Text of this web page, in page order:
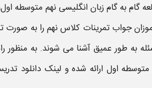
گام به گام زبان انگلیسی ​نهم متوسطه اول
جواب تمرینات کلاس نهم را به صورت
طور عمیق آشنا می شوند. به منظور
متوسطه اولارائه شده و لینک دانلود